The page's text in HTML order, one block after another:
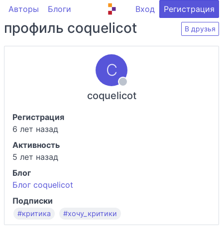
Авторы Блоги Вход Регистрация
профиль coquelicot В друзья
coquelicot
Регистрация
6 лет назад
Активность
5 лет назад
Блог
Блог coquelicot
Подписки
#критика #хочу_критики